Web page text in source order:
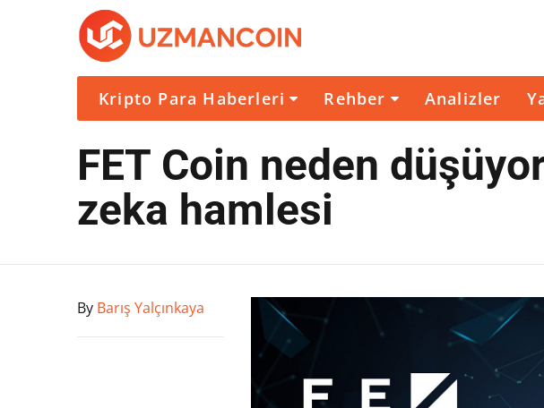
Kripto Para Haberleri Rehber Analizler
FET Coin neden
zeka hamlesi
By Barış Yalçınkaya